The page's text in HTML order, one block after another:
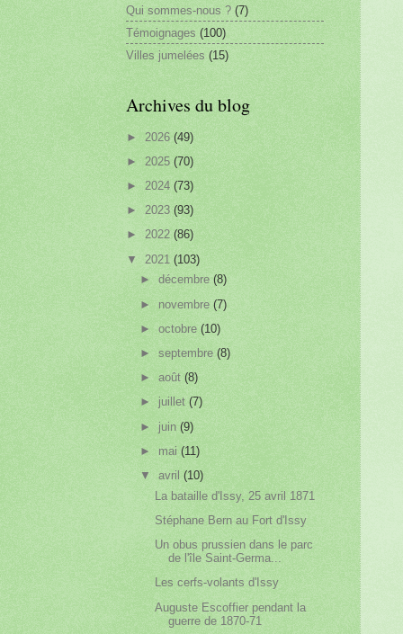
Qui sommes-nous ? (7)
Témoignages (100)
Villes jumelées (15)
Archives du blog
► 2026 (49)
► 2025 (70)
► 2024 (73)
► 2023 (93)
► 2022 (86)
▼ 2021 (103)
►décembre(8)
►novembre(7)
►octobre(10)
►septembre(8)
►août(8)
► juillet(7)
► juin(9)
► mai(11)
▼avril(10)
La bataille d'Issy, 25 avril 1871
Stéphane Bern au Fort d'Issy
Un obus prussien dans le parc
de l'île Saint-Germa...
Les cerfs-volants d'Issy
Auguste Escoffier pendant la
guerre de 1870-71